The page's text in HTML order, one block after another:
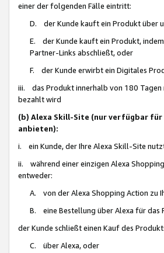
einer der folgenden Fälle eintritt:
D. der Kunde kauft ein Produkt über
E. der Kunde kauft ein Produkt, indem
Partner-Links abschließt, oder
F. der Kunde erwirbt ein Digitales
iii. das Produkt innerhalb von 180 Tagen
bezahlt wird
(b) Alexa Skill-Site (nur verfügbar für
anbieten):
i. ein Kunde, der Ihre Alexa Skill-Site
ii. während einer einzigen Alexa
entweder:
A. von der Alexa Shopping Action zu
B. eine Bestellung über Alexa für das
der Kunde schließt einen Kauf des
C. über Alexa, oder